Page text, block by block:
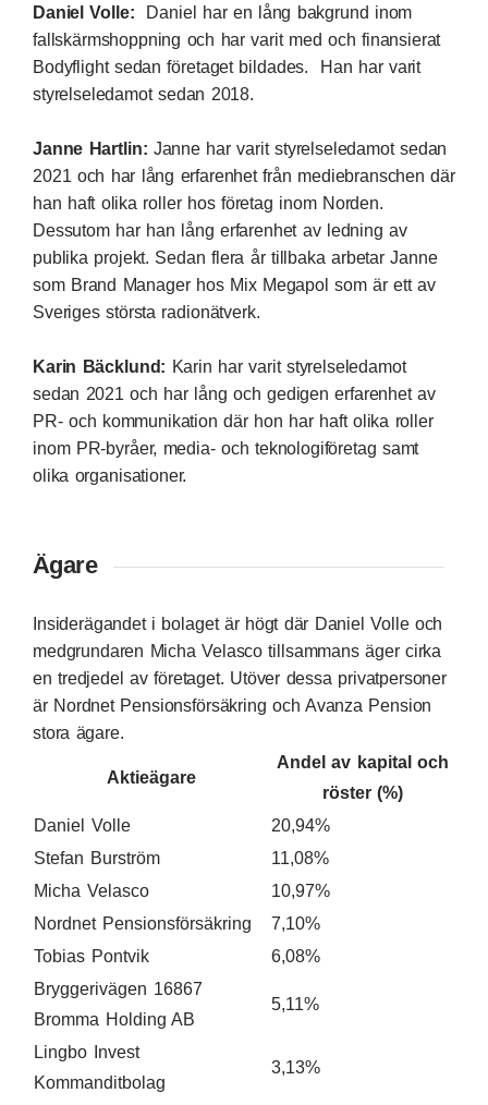
Daniel Volle:
Daniel har en lång bakgrund inom
fallskärmshoppning och har varit med och finansierat
Bodyflight sedan företaget bildades. Han har varit
styrelseledamot sedan 2018.
Janne Hartlin: Janne har varit styrelseledamot sedan
2021 och har lång erfarenhet från mediebranschen där
han haft olika roller hos företag inom Norden.
Dessutom har han lång erfarenhet av ledning av
publika projekt. Sedan flera år tillbaka arbetar Janne
som Brand Manager hos Mix Megapol som är ett av
Sveriges största radionätverk.
Karin Bäcklund: Karin har varit styrelseledamot
sedan 2021 och har lång och gedigen erfarenhet av
PR- och kommunikation där hon har haft olika roller
inom PR-byråer, media- och teknologiföretag samt
olika organisationer.
Ägare
Insiderägandet i bolaget är högt där Daniel Volle och
medgrundaren Micha Velasco tillsammans äger cirka
en tredjedel av företaget. Utöver dessa privatpersoner
är Nordnet Pensionsförsäkring och Avanza Pension
stora ägare.
Aktieägare
Andel av kapital och
röster (%)
Daniel Volle
20,94%
Stefan Burström
11,08%
Micha Velasco
10,97%
Nordnet Pensionsförsäkring
7,10%
Tobias Pontvik
6,08%
Bryggerivägen 16867
Bromma Holding AB
5,11%
Lingbo Invest
Kommanditbolag
3,13%